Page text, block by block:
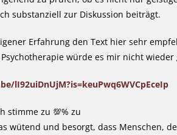
substanziell zur Diskussion beiträgt.
Erfahrung den Text hier sehr
würde es mir nicht wieder
lI92uiDnUjM?is=keuPwq6WVCpEceIp
stimme zu 💯% zu
wütend und besorgt, dass Menschen,